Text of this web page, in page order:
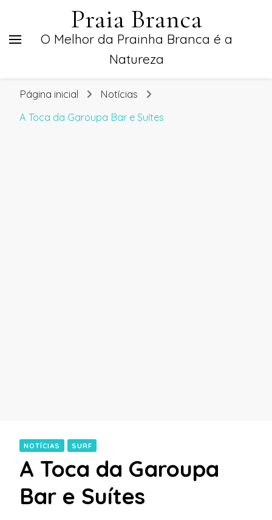
Praia Branca
O Melhor da Prainha Branca é a
Natureza
Página inicial
Notícias
A Toca da Garoupa Bar e Suítes
NOTÍCIAS SURF
A Toca da Garoupa
Bar e Suítes